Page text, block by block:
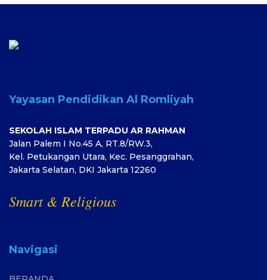
Yayasan Pendidikan Al Romliyah
SEKOLAH ISLAM TERPADU AR RAHMAN
Jalan Palem I No.45 A, RT.8/RW.3,
Kel. Petukangan Utara, Kec. Pesanggrahan,
Jakarta Selatan, DKI Jakarta 12260
Smart & Religious
Navigasi